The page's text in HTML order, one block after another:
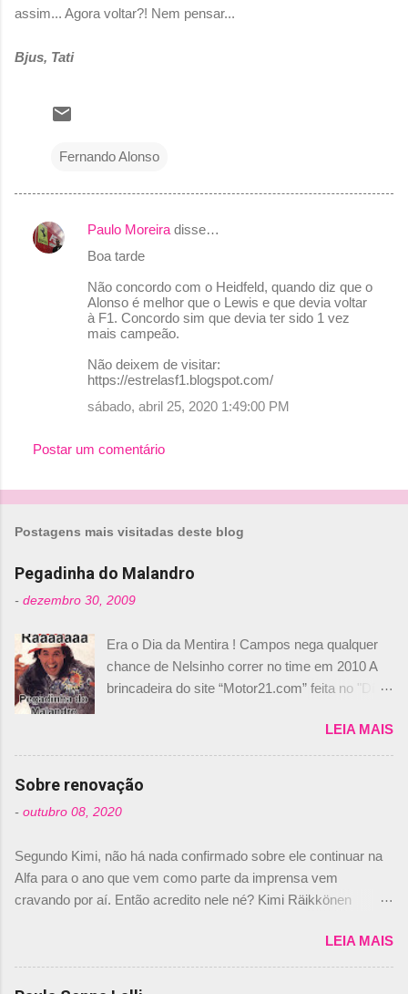
assim... Agora voltar?! Nem pensar...
Bjus, Tati
Fernando Alonso
C
i
s
Paulo Moreira disse…
Boa tarde
Não concordo com o Heidfeld, quando diz que o
Alonso é melhor que o Lewis e que devia voltar
à F1. Concordo sim que devia ter sido 1 vez
mais campeão.
Não deixem de visitar:
https://estrelasf1.blogspot.com/
sábado, abril 25, 2020 1:49:00 PM
Postar um comentário
Postagens mais visitadas deste blog
Pegadinha do Malandro
- dezembro 30, 2009
Era o Dia da Mentira ! Campos nega qualquer
chance de Nelsinho correr no time em 2010 A
brincadeira do site “Motor21.com” feita no "Día
de abril –, afirmando que Nelson Piquet havia
comprado 15% das ações da Campos, dando,
com isso, um lugar no time a Nelsinho Piquet,
foi esclarecida de uma vez por todas por
Daniele Audetto, diretor da escuderia. O
não será o companheiro de Bruno Senna em
2010. "Na verdade, nós recebemos uma oferta
de Piquet", admitiu Audetto. “Mas depois de ter
dois brasileiros”, explicou, dizendo ainda que
não tem nada contra o filho do tricampeão
LEIA MAIS
Sobre renovação
- outubro 08, 2020
Segundo Kimi, não há nada confirmado sobre ele continuar na
Alfa para o ano que vem como parte da imprensa vem
cravando por aí. Então acredito nele né? Kimi Räikkönen
truth but I’ve never had an option in my contract so that’s
should, pretty much, tell you that it’s not true." #Kimi7 #EifelGP
#AlfaRomeoRacing pic.twitter.com/77EDVn39Ia — Kimi
LEIA MAIS